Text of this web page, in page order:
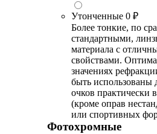
Утонченные 0 ₽
Более тонкие, по
стандартными,
материала с
свойствами.
значениях
быть использованы
очков практически
(кроме оправ
или спортивных
Фотохромные